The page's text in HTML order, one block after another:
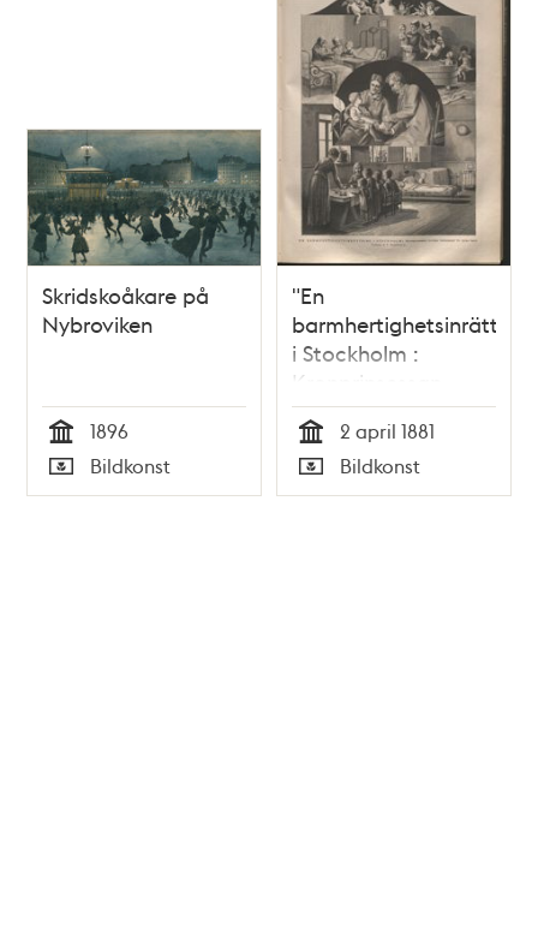
Skridskoåkare på
Nybroviken
Tid
1896
Typ
Bildkonst
"En
i Stockholm :
Kronprinsessan
Lovisas Vårdanstalt
för sjuka barn" -
tryckt illustration
1881
Tid
2 april 1881
Typ
Bildkonst